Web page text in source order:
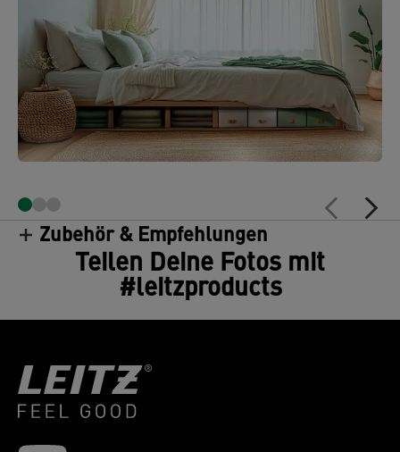
Zubehör & Empfehlungen
Teilen Deine Fotos mit
#leitzproducts